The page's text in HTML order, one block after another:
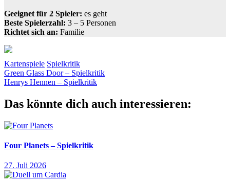
Geeignet für 2 Spieler: es geht
Beste Spielerzahl: 3 – 5 Personen
Richtet sich an: Familie
Kartenspiele Spielkritik
CrewKartenspielKosmosMission
Sing
Beitragsnavigation
Vorheriger
Beitrag:
Green Glass Door – Spielkritik
Nächster
Henrys Hennen – Spielkritik
Das könnte dich auch interessieren:
Four Planets – Spielkritik
27. Juli 2026